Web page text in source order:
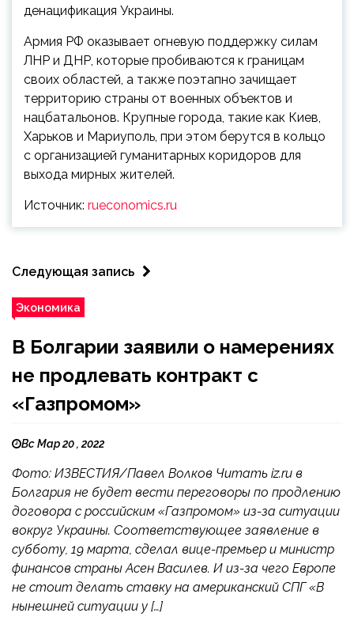
денацификация Украины.
Армия РФ оказывает огневую поддержку силам
ЛНР и ДНР, которые пробиваются к границам
своих областей, а также поэтапно зачищает
территорию страны от военных объектов и
нацбатальонов. Крупные города, такие как Киев,
Харьков и Мариуполь, при этом берутся в кольцо
с организацией гуманитарных коридоров для
выхода мирных жителей.
Источник: rueconomics.ru
Следующая запись
Экономика
В Болгарии заявили о намерениях
не продлевать контракт с
«Газпромом»
Вс Мар 20 , 2022
Фото: ИЗВЕСТИЯ/Павел Волков Читать iz.ru в
Болгария не будет вести переговоры по продлению
договора с российским «Газпромом» из-за ситуации
вокруг Украины. Соответствующее заявление в
субботу, 19 марта, сделал вице-премьер и министр
финансов страны Асен Василев. И из-за чего Европе
не стоит делать ставку на американский СПГ «В
нынешней ситуации у […]